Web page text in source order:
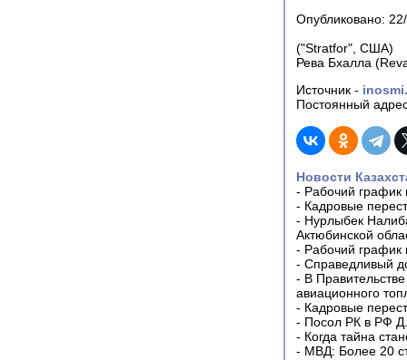
Опубликовано:
("Stratfor", США)
Рева Бхалла
Источник -
Постоянный
Новости
- Рабочий график
- Кадровые
- Нурлыбек
Актюбинской
- Рабочий график
- Справедливый
- В
авиационного
- Кадровые
- Посол РК в РФ
- Когда тайна
- МВД: Более 20